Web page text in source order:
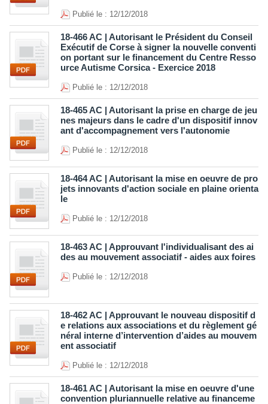
Publié le : 12/12/2018
18-466 AC | Autorisant le Président du Conseil
Exécutif de Corse à signer la nouvelle conventi
on portant sur le financement du Centre Resso
urce Autisme Corsica - Exercice 2018
Publié le : 12/12/2018
18-465 AC | Autorisant la prise en charge de jeu
nes majeurs dans le cadre d'un dispositif innov
ant d'accompagnement vers l'autonomie
Publié le : 12/12/2018
18-464 AC | Autorisant la mise en oeuvre de pro
jets innovants d'action sociale en plaine orienta
le
Publié le : 12/12/2018
18-463 AC | Approuvant l'individualisant des ai
des au mouvement associatif - aides aux foires
Publié le : 12/12/2018
18-462 AC | Approuvant le nouveau dispositif d
e relations aux associations et du règlement gé
néral interne d’intervention d’aides au mouvem
ent associatif
Publié le : 12/12/2018
18-461 AC | Autorisant la mise en oeuvre d'une
convention pluriannuelle relative au financeme